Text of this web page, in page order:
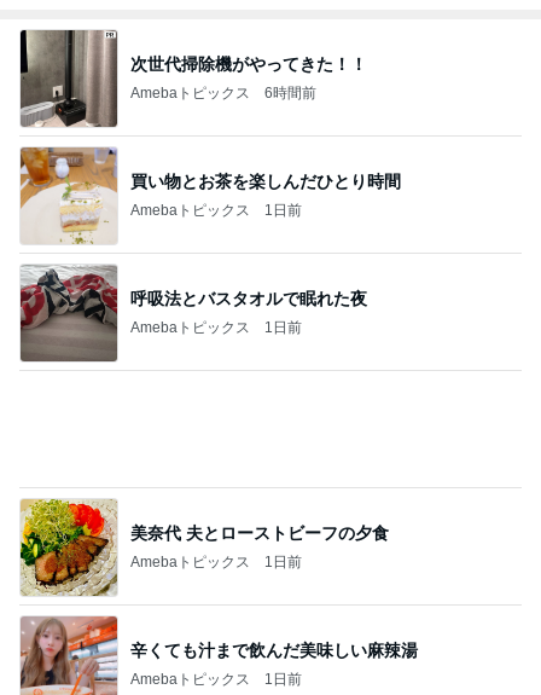
呼吸法とバスタオルで眠れた夜
Amebaトピックス 1日前
美奈代 夫とローストビーフの夕食
Amebaトピックス 1日前